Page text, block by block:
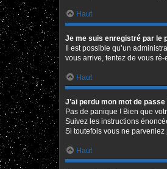
Haut
Je me suis enregistré par le
Il est possible qu’un
vous arrive, tentez de vous
Haut
J’ai perdu mon mot de passe
Pas de panique ! Bien que
Suivez les instructions
Si toutefois vous ne
Haut